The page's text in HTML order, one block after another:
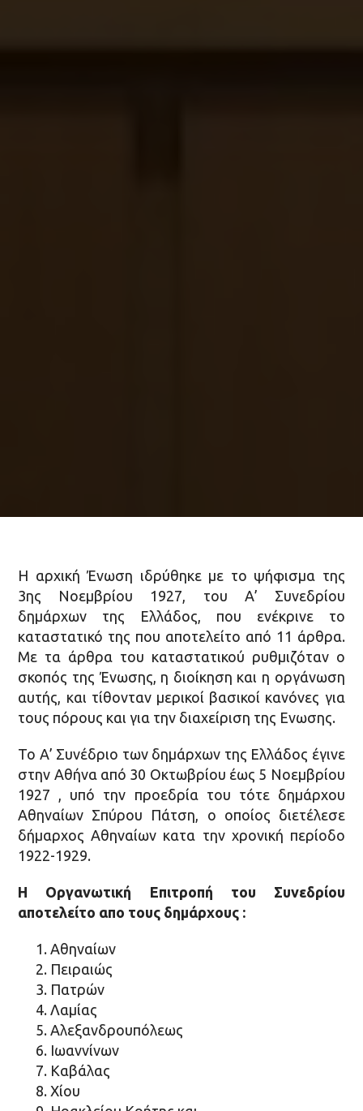
Η αρχική Ένωση ιδρύθηκε με το ψήφισμα της
3ης Νοεμβρίου 1927, του Α’ Συνεδρίου
δημάρχων της Ελλάδος, που ενέκρινε το
καταστατικό της που αποτελείτο από 11 άρθρα.
Με τα άρθρα του καταστατικού ρυθμιζόταν ο
σκοπός της Ένωσης, η διοίκηση και η οργάνωση
αυτής, και τίθονταν μερικοί βασικοί κανόνες για
τους πόρους και για την διαχείριση της Ενωσης.
Το Α’ Συνέδριο των δημάρχων της Ελλάδος έγινε
στην Αθήνα από 30 Οκτωβρίου έως 5 Νοεμβρίου
1927 , υπό την προεδρία του τότε δημάρχου
Αθηναίων Σπύρου Πάτση, ο οποίος διετέλεσε
δήμαρχος Αθηναίων κατα την χρονική περίοδο
1922-1929.
Η Οργανωτική Επιτροπή του Συνεδρίου
αποτελείτο απο τους δημάρχους :
Αθηναίων
Πειραιώς
Πατρών
Λαμίας
Αλεξανδρουπόλεως
Ιωαννίνων
Καβάλας
Χίου